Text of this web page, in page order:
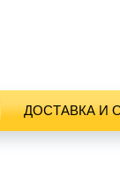
ДОСТАВКА И